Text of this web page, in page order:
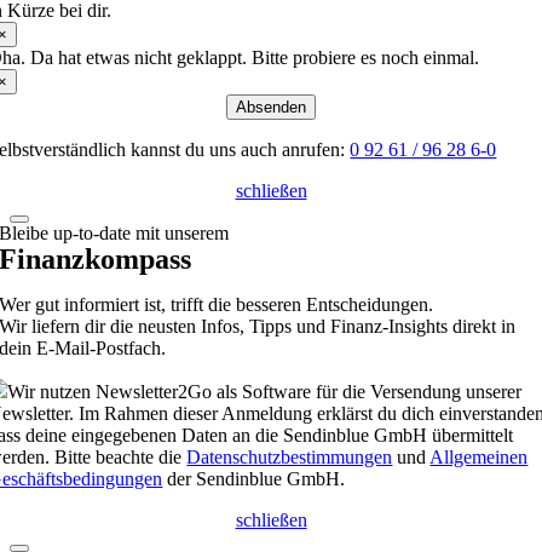
Kürze bei dir.
Da hat etwas nicht geklappt. Bitte probiere es noch einmal.
Absenden
kannst du uns auch anrufen:0 92 61 / 96 28 6-0
schließen
Bleibe up-to-date mit unserem
Finanzkompass
Wer gut informiert ist, trifft die besseren Entscheidungen.
Wir liefern dir die neusten Infos, Tipps und Finanz-Insights direkt in
dein E-Mail-Postfach.
Wir nutzen Newsletter2Go als Software für die Versendung unserer
Im Rahmen dieser Anmeldung erklärst du dich
deine eingegebenen Daten an die Sendinblue GmbH übermittelt
Bitte beachte dieDatenschutzbestimmungen und Allgemeinen
der Sendinblue GmbH.
schließen